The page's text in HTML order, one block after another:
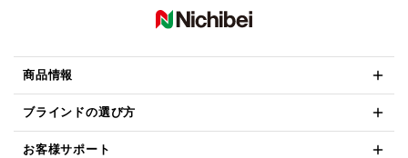
商品情報
ブラインドの選び方
お客様サポート